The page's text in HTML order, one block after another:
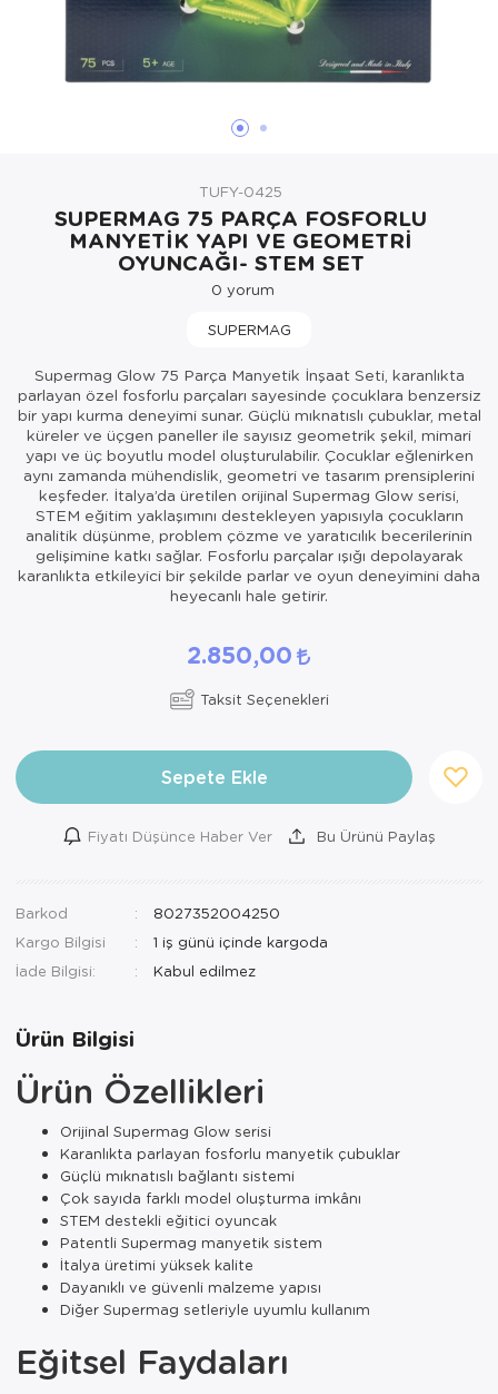
TUFY-0425
SUPERMAG 75 PARÇA FOSFORLU
MANYETİK YAPI VE GEOMETRİ
OYUNCAĞI- STEM SET
0 yorum
SUPERMAG
Supermag Glow 75 Parça Manyetik İnşaat Seti, karanlıkta
parlayan özel fosforlu parçaları sayesinde çocuklara benzersiz
bir yapı kurma deneyimi sunar. Güçlü mıknatıslı çubuklar, metal
küreler ve üçgen paneller ile sayısız geometrik şekil, mimari
yapı ve üç boyutlu model oluşturulabilir. Çocuklar eğlenirken
aynı zamanda mühendislik, geometri ve tasarım prensiplerini
keşfeder. İtalya’da üretilen orijinal Supermag Glow serisi,
STEM eğitim yaklaşımını destekleyen yapısıyla çocukların
analitik düşünme, problem çözme ve yaratıcılık becerilerinin
gelişimine katkı sağlar. Fosforlu parçalar ışığı depolayarak
karanlıkta etkileyici bir şekilde parlar ve oyun deneyimini daha
heyecanlı hale getirir.
2.850,00
Taksit Seçenekleri
Sepete Ekle
Fiyatı Düşünce Haber Ver Bu Ürünü Paylaş
Barkod
8027352004250
Kargo Bilgisi
1 iş günü içinde kargoda
İade Bilgisi:
Ürün Bilgisi
Ürün Özellikleri
Orijinal Supermag Glow serisi
Karanlıkta parlayan fosforlu manyetik çubuklar
Güçlü mıknatıslı bağlantı sistemi
Çok sayıda farklı model oluşturma imkânı
STEM destekli eğitici oyuncak
Patentli Supermag manyetik sistem
İtalya üretimi yüksek kalite
Dayanıklı ve güvenli malzeme yapısı
Diğer Supermag setleriyle uyumlu kullanım
Eğitsel Faydaları